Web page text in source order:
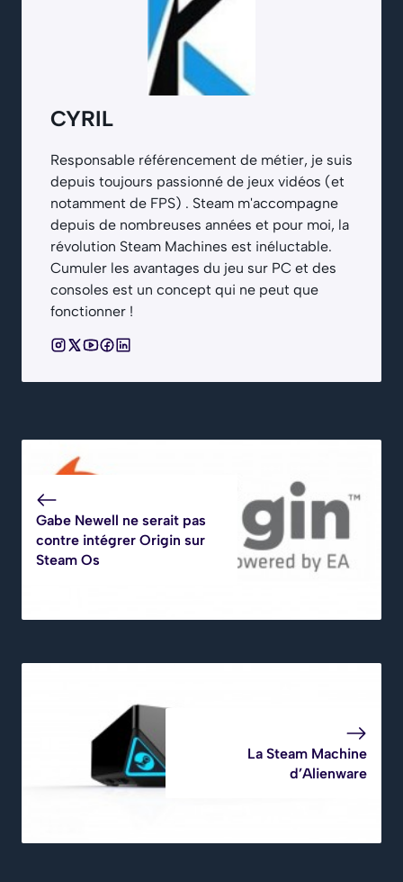
CYRIL
Responsable référencement de métier, je suis
depuis toujours passionné de jeux vidéos (et
notamment de FPS) . Steam m'accompagne
depuis de nombreuses années et pour moi, la
révolution Steam Machines est inéluctable.
Cumuler les avantages du jeu sur PC et des
consoles est un concept qui ne peut que
fonctionner !
Gabe Newell ne serait pas
contre intégrer Origin sur
Steam Os
La Steam Machine
d’Alienware